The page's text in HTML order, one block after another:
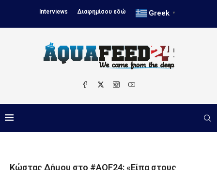
Interviews Διαφημίσου εδώ Greek ▼
Κώστας Δήμου στο #AQF24: «Είπα στους